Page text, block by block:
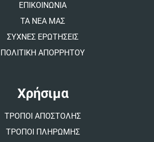
ΕΠΙΚΟΙΝΩΝΙΑ
ΤΑ ΝΕΑ ΜΑΣ
ΣΥΧΝΕΣ ΕΡΩΤΗΣΕΙΣ
ΠΟΛΙΤΙΚΗ ΑΠΟΡΡΗΤΟΥ
Χρήσιμα
ΤΡΟΠΟΙ ΑΠΟΣΤΟΛΗΣ
ΤΡΟΠΟΙ ΠΛΗΡΩΜΗΣ